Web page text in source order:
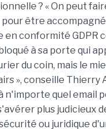
? « On peut
être
en conformité GDPR
à sa porte qui
du coin, mais le
», conseille Thierry
n'importe quel email
plus judicieux
ou juridique